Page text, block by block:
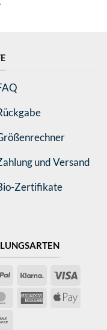
und Versand
Zertifikate
PayPal Klarna Visa
MasterCardAmericanApple
Neustadt an der Saale, DE,